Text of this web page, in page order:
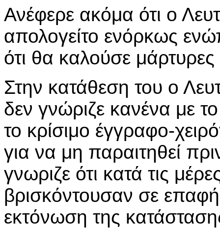
Ανέφερε ακόμα ότι ο
απολογείτο ενόρκως
ότι θα καλούσε
Στην κατάθεση του ο
δεν γνώριζε κανένα με
το κρίσιμο έγγραφο-
για να μη παραιτηθεί
γνωριζε ότι κατά τις
βρισκόντουσαν σε
εκτόνωση της